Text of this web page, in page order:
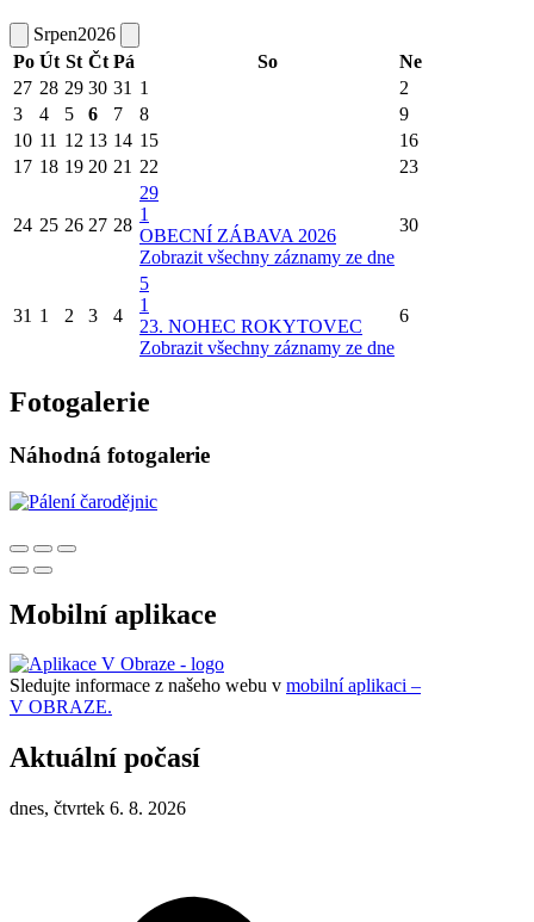
Srpen2026
Po Út St Čt Pá So
Ne
27 28 29 30 31 1
2
3
4 5 6 7 8
9
10 11 12 13 14 15
16
17 18 19 20 21 22 23
24 25 26 27 28
29
1
OBECNÍ ZÁBAVA 2026
Zobrazit všechny záznamy ze dne
30
31 1 2 3 4
5
1
23. NOHEC ROKYTOVEC
Zobrazit všechny záznamy ze dne
6
Fotogalerie
Náhodná fotogalerie
Mobilní aplikace
Sledujte informace z našeho webu v mobilní aplikaci –
V OBRAZE.
Aktuální počasí
dnes, čtvrtek 6. 8. 2026